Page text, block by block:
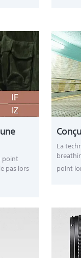
point
pas lors
La
point